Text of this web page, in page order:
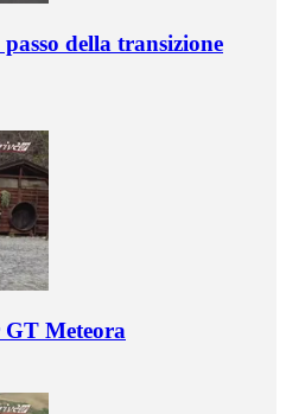
della transizione
Meteora